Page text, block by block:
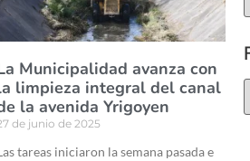
Municipalidad avanza con
limpieza integral del canal
la avenida Yrigoyen
de junio de 2025
tareas iniciaron la semana pasada e